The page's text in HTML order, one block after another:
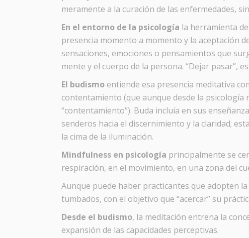
meramente a la curación de las enfermedades,
En el entorno de la psicología la herramienta
presencia momento a momento y la aceptación
sensaciones, emociones o pensamientos que
mente y el cuerpo de la persona. “Dejar pasar”,
El budismo entiende esa presencia meditativa
contentamiento (que aunque desde la
“contentamiento”). Buda incluía en sus
senderos hacia el discernimiento y la claridad;
la cima de la iluminación.
Mindfulness en psicología principalmente se
respiración, en el movimiento, en una zona del
Aunque puede haber practicantes que adopten
tumbados, con el objetivo que “acercar” su
Desde el budismo, la meditación entrena la
expansión de las capacidades perceptivas.